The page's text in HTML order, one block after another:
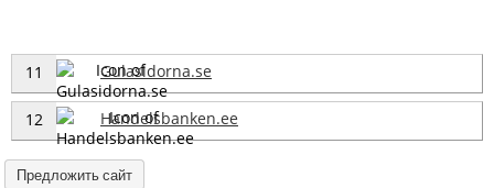
11 Gulasidorna.se
12 Handelsbanken.ee
Предложить сайт